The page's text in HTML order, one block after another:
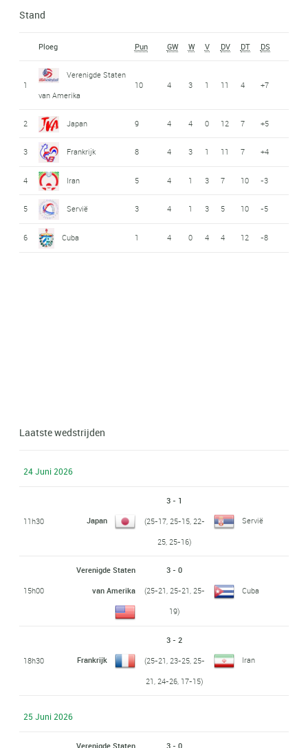
Stand
Ploeg Pun GW W V DV DT DS
1
Verenigde Staten
van Amerika
10 4 3 1 11 4 +7
2 Japan 9 4 4 0 12 7 +5
3 Frankrijk 8 4 3 1 11 7 +4
4 Iran 5 4 1 3 7 10 -3
5 Servië 3 4 1 3 5 10 -5
6 Cuba 1 4 0 4 4 12 -8
Laatste wedstrijden
24 Juni 2026
11h30 Japan
3 - 1
(25-17, 25-15, 22-
25, 25-16)
Servië
15h00
Verenigde Staten
van Amerika
3 - 0
(25-21, 25-21, 25-
19)
Cuba
18h30 Frankrijk
3 - 2
(25-21, 23-25, 25-
21, 24-26, 17-15)
Iran
25 Juni 2026
Verenigde Staten 3 - 0